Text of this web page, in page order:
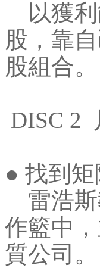
以獲利
股，靠
股組合。
DISC 2
● 找到
雷浩斯
作籃中
質公司。